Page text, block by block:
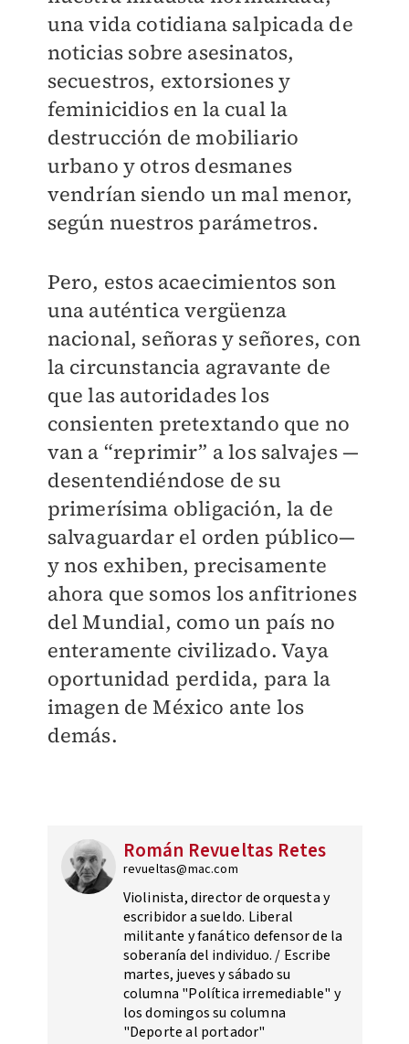
una vida cotidiana salpicada de
noticias sobre asesinatos,
secuestros, extorsiones y
feminicidios en la cual la
destrucción de mobiliario
urbano y otros desmanes
vendrían siendo un mal menor,
según nuestros parámetros.
Pero, estos acaecimientos son
una auténtica vergüenza
nacional, señoras y señores, con
la circunstancia agravante de
que las autoridades los
consienten pretextando que no
van a “reprimir” a los salvajes —
desentendiéndose de su
primerísima obligación, la de
salvaguardar el orden público—
y nos exhiben, precisamente
ahora que somos los anfitriones
del Mundial, como un país no
enteramente civilizado. Vaya
oportunidad perdida, para la
imagen de México ante los
demás.
Román Revueltas Retes
revueltas@mac.com
Violinista, director de orquesta y
escribidor a sueldo. Liberal
militante y fanático defensor de la
soberanía del individuo. / Escribe
martes, jueves y sábado su
columna "Política irremediable" y
los domingos su columna
"Deporte al portador"